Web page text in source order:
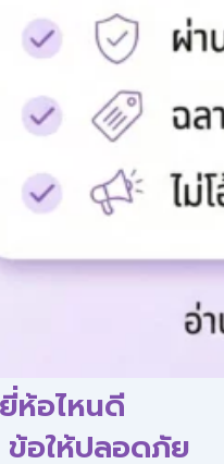
ห้อไหนดี
อให้ปลอดภัย